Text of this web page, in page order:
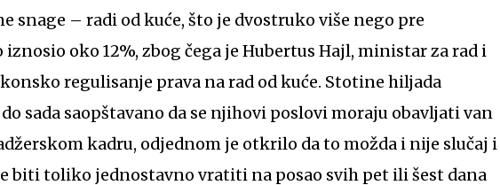
snage – radi od kuće, što je dvostruko više nego pre
oko 12%, zbog čega je Hubertus Hajl, ministar za rad i
regulisanje prava na rad od kuće. Stotine hiljada
sada saopštavano da se njihovi poslovi moraju obavljati van
kadru, odjednom je otkrilo da to možda i nije slučaj i
biti toliko jednostavno vratiti na posao svih pet ili šest dana